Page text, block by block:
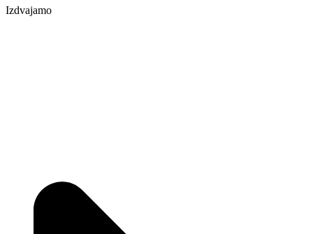
Izdvajamo